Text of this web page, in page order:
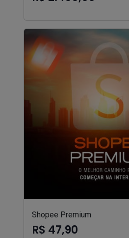
Shopee Premium
R$ 47,90